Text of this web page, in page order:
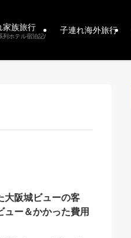
家族旅行
列ホテル宿泊記/
子連れ海外旅行
大阪城ビューの客
ュー＆かかった費用